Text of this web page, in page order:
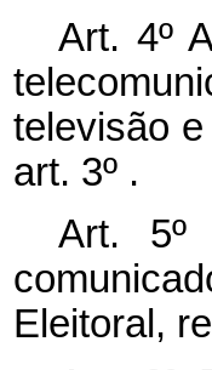
Art. 4º
televisão
art. 3º .
Art. 5º
Eleitoral,